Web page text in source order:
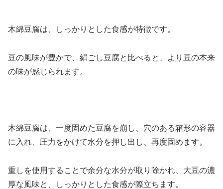
木綿豆腐は、しっかりとした食感が特徴です。
豆の風味が豊かで、絹ごし豆腐と比べると、より豆の本来
の味が感じられます。
木綿豆腐は、一度固めた豆腐を崩し、穴のある箱形の容器
に入れ、圧力をかけて水分を押し出し、再度固めます。
重しを使用することで余分な水分が取り除かれ、 大豆の濃
厚な風味と、しっかりとした食感が際立ちます。